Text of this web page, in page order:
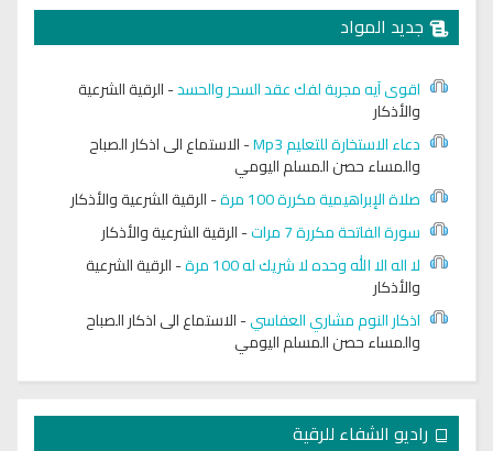
جديد المواد
اقوى آيه مجربة لفك عقد السحر والحسد-الرقية الشرعية
والأذكار
دعاء الاستخارة للتعليم Mp3
-الاستماع الى اذكار الصباح
والمساء حصن المسلم اليومي
صلاة الإبراهيمية مكررة 100 مرة
-الرقية الشرعية والأذكار
سورة الفاتحة مكررة 7 مرات
-الرقية الشرعية والأذكار
لا اله الا الله وحده لا شريك له 100 مرة
-الرقية الشرعية
والأذكار
اذكار النوم مشاري العفاسي-الاستماع الى اذكار الصباح
والمساء حصن المسلم اليومي
راديو الشفاء للرقية